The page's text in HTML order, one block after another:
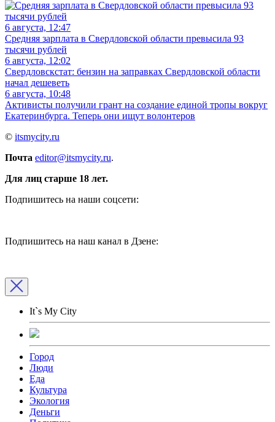
6 августа, 12:47
Средняя зарплата в Свердловской области превысила 93
тысячи рублей
6 августа, 12:02
Свердловскстат: бензин на заправках Свердловской области
начал дешеветь
6 августа, 10:48
Активисты получили грант на создание единой тропы вокруг
Екатеринбурга. Теперь они ищут волонтеров
© itsmycity.ru
Почта editor@itsmycity.ru.
Для лиц старше 18 лет.
Подпишитесь на наши соцсети:
Подпишитесь на наш канал в Дзене:
It`s My City
Город
Люди
Еда
Культура
Экология
Деньги